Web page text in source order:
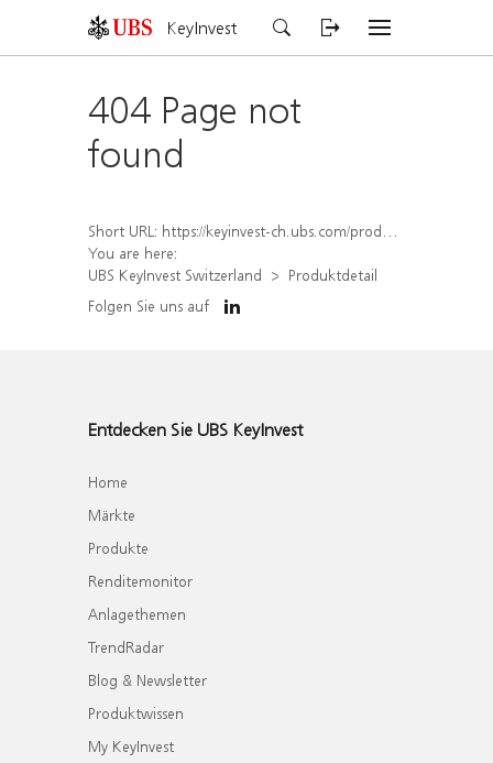
KeyInvest
404 Page not
found
Short URL: https://keyinvest-ch.ubs.com/produkt/detail/index/isin/CH1572291925
You are here:
UBS KeyInvest Switzerland
Produktdetail
Folgen Sie uns auf
Entdecken Sie UBS KeyInvest
Home
Märkte
Produkte
Renditemonitor
Anlagethemen
TrendRadar
Blog & Newsletter
Produktwissen
My KeyInvest